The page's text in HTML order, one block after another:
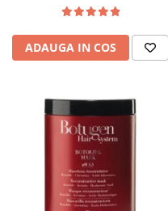
ADAUGA IN COS